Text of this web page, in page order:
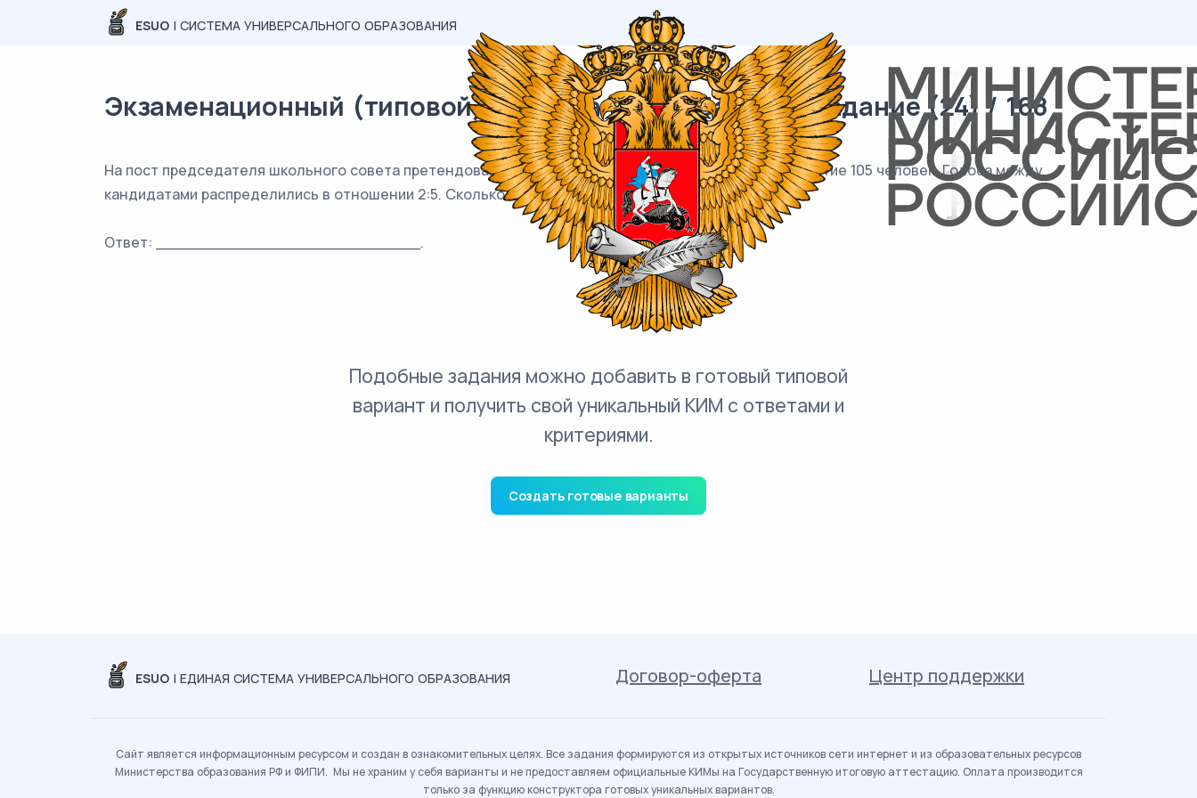
ESUO | СИСТЕМА УНИВЕРСАЛЬНОГО ОБРАЗОВАНИЯ
Экзаменационный (типовой) материал ЕГЭ / База / 15 задание (24) / 168
На пост председателя школьного совета претендовали два кандидата. В голосовании приняли участие 105 человек. Голоса между
кандидатами распределились в отношении 2:5. Сколько голосов получил победитель?
Ответ: ___________________________.
Подобные задания можно добавить в готовый типовой
вариант и получить свой уникальный КИМ с ответами и
критериями.
Создать готовые варианты
ESUO | ЕДИНАЯ СИСТЕМА УНИВЕРСАЛЬНОГО ОБРАЗОВАНИЯ Договор-оферта Центр поддержки
Сайт является информационным ресурсом и создан в ознакомительных целях. Все задания формируются из открытых источников сети интернет и из образовательных ресурсов
Министерства образования РФ и ФИПИ. Мы не храним у себя варианты и не предоставляем официальные КИМы на Государственную итоговую аттестацию. Оплата производится
только за функцию конструктора готовых уникальных вариантов.